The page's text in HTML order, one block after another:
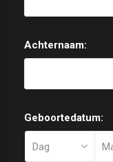
Achternaam:
Geboortedatum: